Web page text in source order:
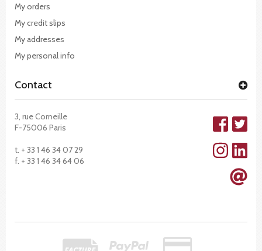
My orders
My credit slips
My addresses
My personal info
Contact
3, rue Corneille
F-75006 Paris
t. + 33 1 46 34 07 29
f. + 33 1 46 34 64 06